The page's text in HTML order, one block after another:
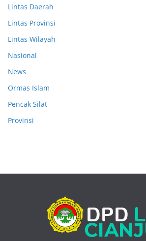
Lintas Daerah
Lintas Provinsi
Lintas Wilayah
Nasional
News
Ormas Islam
Pencak Silat
Provinsi